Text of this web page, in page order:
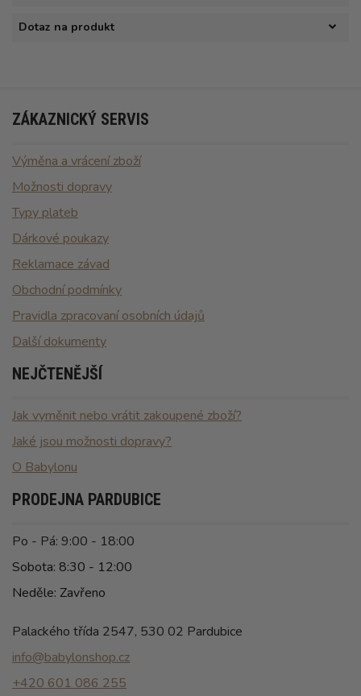
Dotaz na produkt
ZÁKAZNICKÝ SERVIS
Výměna a vrácení zboží
Možnosti dopravy
Typy plateb
Dárkové poukazy
Reklamace závad
Obchodní podmínky
Pravidla zpracovaní osobních údajů
Další dokumenty
NEJČTENĚJŠÍ
Jak vyměnit nebo vrátit zakoupené zboží?
Jaké jsou možnosti dopravy?
O Babylonu
PRODEJNA PARDUBICE
Po - Pá: 9:00 - 18:00
Sobota: 8:30 - 12:00
Neděle: Zavřeno
Palackého třída 2547, 530 02 Pardubice
info@babylonshop.cz
+420 601 086 255